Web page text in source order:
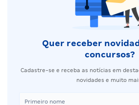
Quer receber
concursos?
Cadastre-se e receba as notícias em
novidades e muito